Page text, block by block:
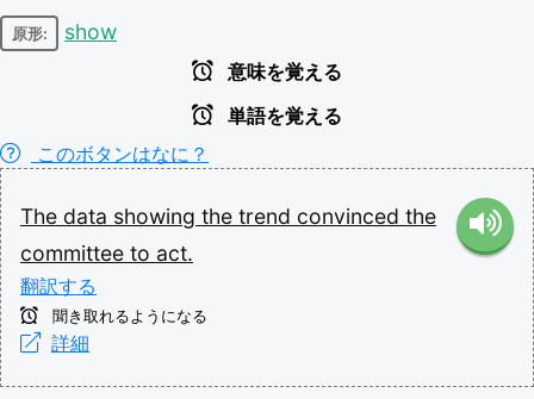
原形: show
意味を覚える
単語を覚える
このボタンはなに？
The data showing the trend convinced the
committee to act.
翻訳する
聞き取れるようになる
詳細